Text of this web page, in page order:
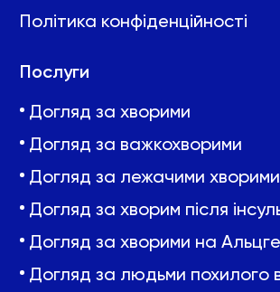
Політика конфіденційності
Послуги
Догляд за хворими
Догляд за важкохворими
Догляд за лежачими хворими
Догляд за хворим після
Догляд за хворими на
Догляд за людьми похилого